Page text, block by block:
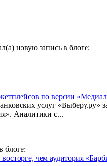
новую запись в блоге:
по версии
услуг «Выберу.ру»
Аналитики с...
блоге:
чем аудитория